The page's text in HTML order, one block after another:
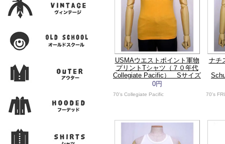
USMAウエストポイント軍物
プリントTシャツ（７０年代
Collegiate Pacific） Sサイズ
0円
70's Collegiate Pacific
ナチ
70's